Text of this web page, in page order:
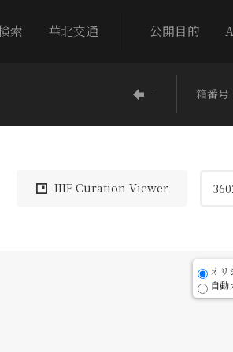
索 華北交通 公開目的
− 箱番号
IIIF Curation Viewer
オリ
自動